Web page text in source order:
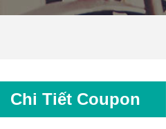
Chi Tiết Coupon